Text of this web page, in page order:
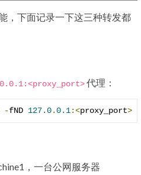
，下面记录一下这三种转发都
代理：
-fND 127.0.0.1:<proxy_port>
，一台公网服务器